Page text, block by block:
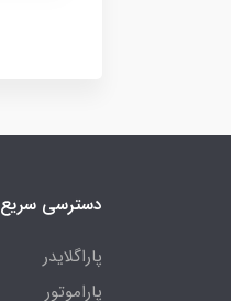
دسترسی سریع
پاراگلایدر
پاراموتور